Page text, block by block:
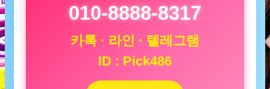
010-8888-8317
카톡 · 라인 · 텔레그램
ID : Pick486